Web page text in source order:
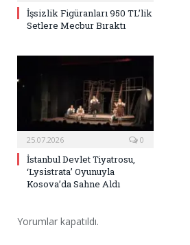
İşsizlik Figüranları 950 TL’lik
Setlere Mecbur Bıraktı
25.07.2026 0
İstanbul Devlet Tiyatrosu,
‘Lysistrata’ Oyunuyla
Kosova’da Sahne Aldı
Yorumlar kapatıldı.